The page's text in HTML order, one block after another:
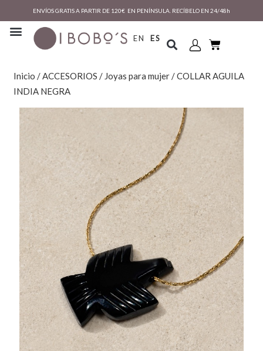
ENVÍOS GRATIS A PARTIR DE 120€ EN PENÍNSULA. RECÍBELO EN 24/48h
EN ES
Inicio /ACCESORIOS / Joyas para mujer/ COLLAR AGUILA
INDIA NEGRA